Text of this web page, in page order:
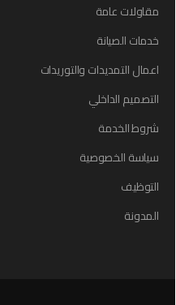
مقاولات عامة
خدمات الصيانة
اعمال التمديدات والتوريدات
التصميم الداخلي
شروط الخدمة
سياسة الخصوصية
التوظيف
المدونة